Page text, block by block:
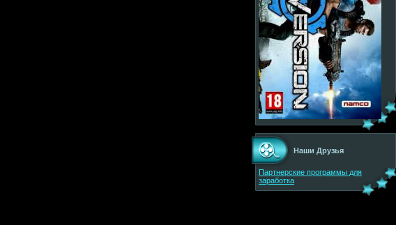
Наши Друзья
Партнерские программы для
заработка